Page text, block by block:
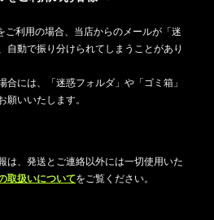
ご利用の場合、当店からのメールが「迷
自動で振り分けられてしまうことがあり
には、「迷惑フォルダ」や「ゴミ箱」
いいたします。
は、発送とご連絡以外には一切使用いた
取扱いについてをご覧ください。